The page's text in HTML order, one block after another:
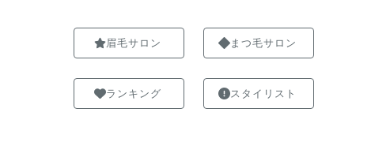
眉毛サロン
ランキング
まつ毛サロン
スタイリスト